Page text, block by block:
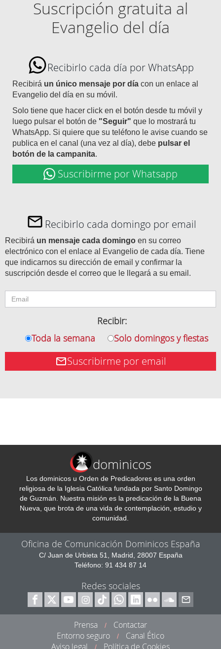
Suscripción gratuita al
Evangelio del día
Recibirlo cada día por WhatsApp
Recibirá un único mensaje por día con un enlace al
Evangelio del día en su móvil.
Solo tiene que hacer click en el botón desde tu móvil y
luego pulsar el botón de "Seguir" que lo mostrará tu
WhatsApp. Si quiere que su teléfono le avise cuando se
publica en el canal (una vez al día), debe pulsar el
botón de la campanita.
Suscribirme por Whatsapp
Recibirlo cada domingo por email
Recibirá un mensaje cada domingo en su correo
electrónico con el enlace al Evangelio de cada día. Tiene
que indicarnos su dirección de email y confirmar la
suscripción desde el correo que le llegará a su email.
Recibir:
Toda la semana
Solo domingos y fiestas
Suscribirme por email
dominicos
Los dominicos u Orden de Predicadores es una orden
religiosa de la Iglesia Católica fundada por Santo Domingo
de Guzmán. Nuestra misión es la predicación de la Buena
Nueva, que brota de una vida de contemplación, estudio y
comunidad.
Oficina de Comunicación Dominicos España
C/ Juan de Urbieta 51, Madrid, 28007 España
Teléfono: 91 434 87 14
Redes sociales
Prensa /
Contactar
Entorno seguro
/
Canal Ético
Aviso legal
/ Política de Cookies